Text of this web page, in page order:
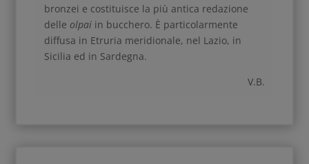
bronzei e costituisce la più antica redazione
delle olpai in bucchero. È particolarmente
diffusa in Etruria meridionale, nel Lazio, in
Sicilia ed in Sardegna.
V.B.